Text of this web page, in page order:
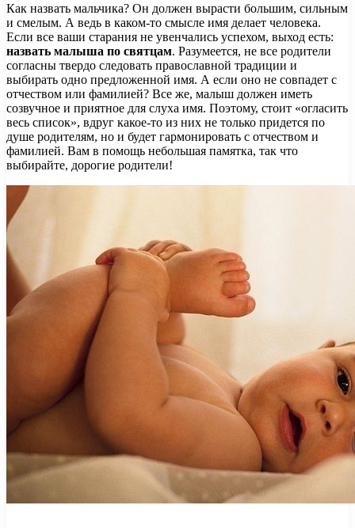
Как назвать мальчика? Он должен вырасти большим, сильным
и смелым. А ведь в каком-то смысле имя делает человека.
Если все ваши старания не увенчались успехом, выход есть:
назвать малыша по святцам. Разумеется, не все родители
согласны твердо следовать православной традиции и
выбирать одно предложенной имя. А если оно не совпадет с
отчеством или фамилией? Все же, малыш должен иметь
созвучное и приятное для слуха имя. Поэтому, стоит «огласить
весь список», вдруг какое-то из них не только придется по
душе родителям, но и будет гармонировать с отчеством и
фамилией. Вам в помощь небольшая памятка, так что
выбирайте, дорогие родители!